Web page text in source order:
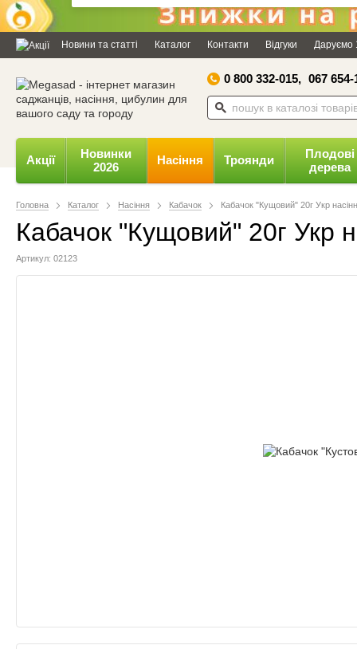
Дозвольте сайту megasad.net
відправляти вам сповіщення на
робочий стіл.
Powered by SendPulse Заборонити
Новини та статті Каталог Контакти Відгуки Даруємо
0 800 332-015, 067 654-
Акції
Новинки
2026
Насіння Троянди
Плодові
дерева
Головна Каталог Насіння Кабачок Кабачок "Кущовий" 20г Укр
Кабачок "Кущовий" 20г Укр
Артикул: 02123